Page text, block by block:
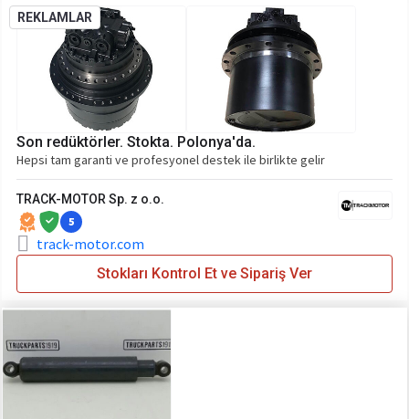
REKLAMLAR
Son redüktörler. Stokta. Polonya'da.
Hepsi tam garanti ve profesyonel destek ile birlikte gelir
TRACK-MOTOR Sp. z o.o.
5
track-motor.com
Stokları Kontrol Et ve Sipariş Ver